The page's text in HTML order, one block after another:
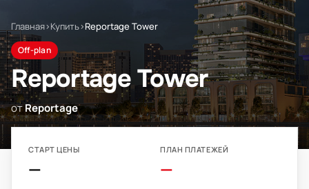
Главная›Купить›Reportage Tower
Off-plan
Reportage Tower
отReportage
СТАРТ ЦЕНЫ
—
ПЛАН ПЛАТЕЖЕЙ
—